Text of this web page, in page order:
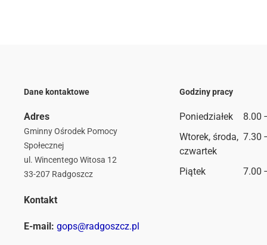
Dane kontaktowe
Adres
Gminny Ośrodek Pomocy
Społecznej
ul. Wincentego Witosa 12
33-207 Radgoszcz
Kontakt
E-mail: gops@radgoszcz.pl
Godziny pracy
Poniedziałek
8.00
Wtorek, środa,
czwartek
7.30
Piątek 7.00